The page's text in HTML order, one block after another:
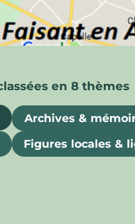
Archives &
Figures locales &